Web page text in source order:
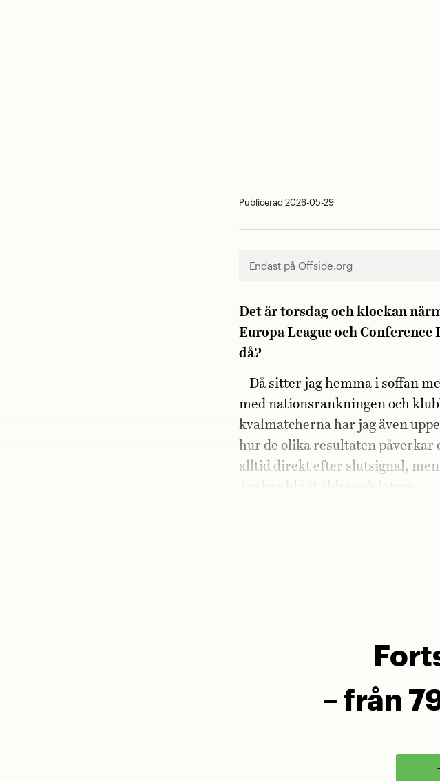
Publicerad 2026-05-29
Endast på Offside.org
Det är torsdag och klockan
Europa League och Conference
då?
– Då sitter jag hemma i soffan
med nationsrankningen och
kvalmatcherna har jag även
hur de olika resultaten påverkar
alltid direkt efter slutsignal, men
– från